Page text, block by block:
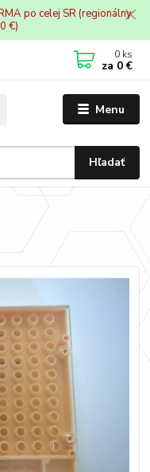
po celej SR (regionálny
€)
Menu
Hľadať
0 ks
za 0 €